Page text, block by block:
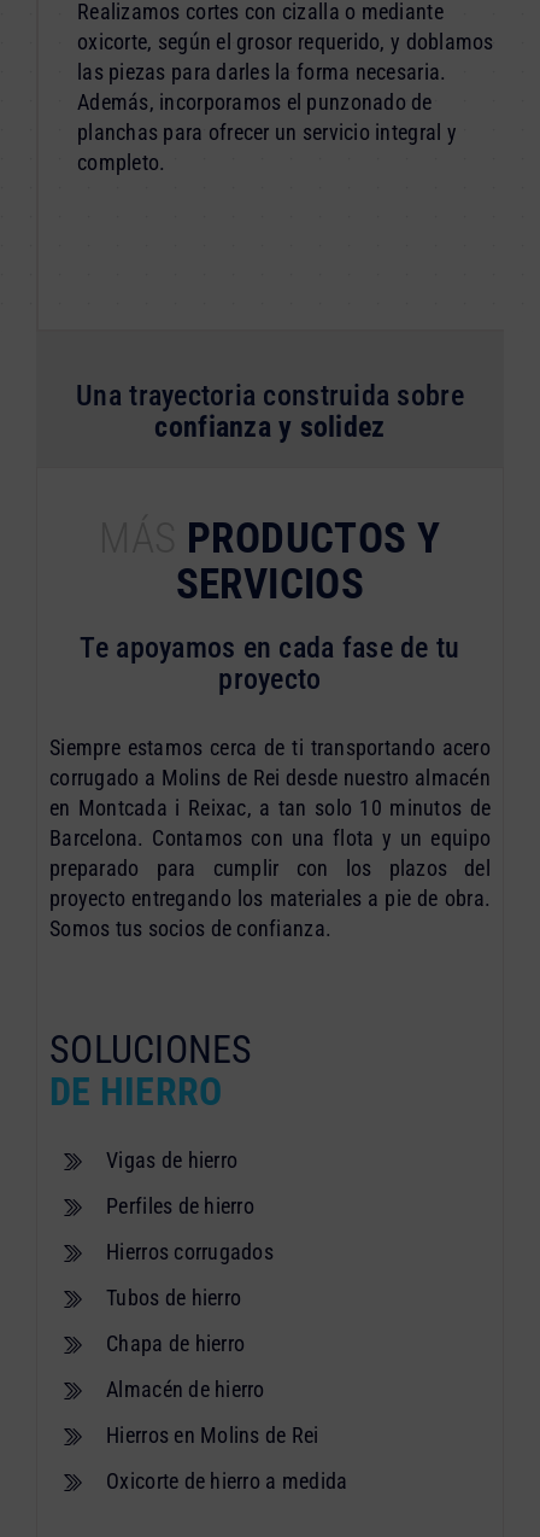
Realizamos cortes con cizalla o mediante
oxicorte, según el grosor requerido, y doblamos
las piezas para darles la forma necesaria.
Además, incorporamos el punzonado de
planchas para ofrecer un servicio integral y
completo.
Una trayectoria construida sobre
confianza y solidez
PRODUCTOS Y
SERVICIOS
Te apoyamos en cada fase de tu
proyecto
Siempre estamos cerca de ti transportando acero
corrugado a Molins de Rei desde nuestro almacén
en Montcada i Reixac, a tan solo 10 minutos de
Barcelona. Contamos con una flota y un equipo
preparado para cumplir con los plazos del
proyecto entregando los materiales a pie de obra.
Somos tus socios de confianza.
SOLUCIONES
DE HIERRO
Vigas de hierro
Perfiles de hierro
Hierros corrugados
Tubos de hierro
Chapa de hierro
Almacén de hierro
Hierros en Molins de Rei
Oxicorte de hierro a medida